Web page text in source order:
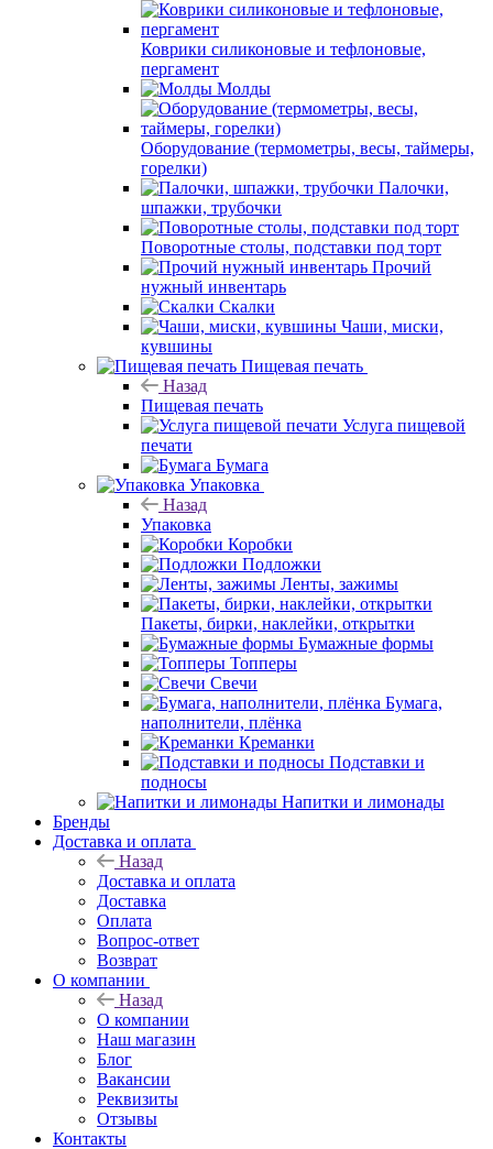
Коврики силиконовые и тефлоновые,
пергамент
Молды
Оборудование (термометры, весы, таймеры,
горелки)
Палочки,
шпажки, трубочки
Поворотные столы, подставки под торт
Прочий
нужный инвентарь
Скалки
Чаши, миски,
кувшины
Пищевая печать
Назад
Пищевая печать
Услуга пищевой
печати
Бумага
Упаковка
Назад
Упаковка
Коробки
Подложки
Ленты, зажимы
Пакеты, бирки, наклейки, открытки
Бумажные формы
Топперы
Свечи
Бумага,
наполнители, плёнка
Креманки
Подставки и
подносы
Напитки и лимонады
Бренды
Доставка и оплата
Назад
Доставка и оплата
Доставка
Оплата
Вопрос-ответ
Возврат
О компании
Назад
О компании
Наш магазин
Блог
Вакансии
Реквизиты
Отзывы
Контакты